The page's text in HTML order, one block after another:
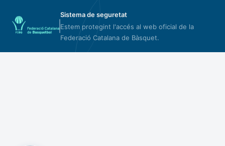
Sistema de seguretat
Estem protegint l'accés al web oficial de la
Federació Catalana de Bàsquet.